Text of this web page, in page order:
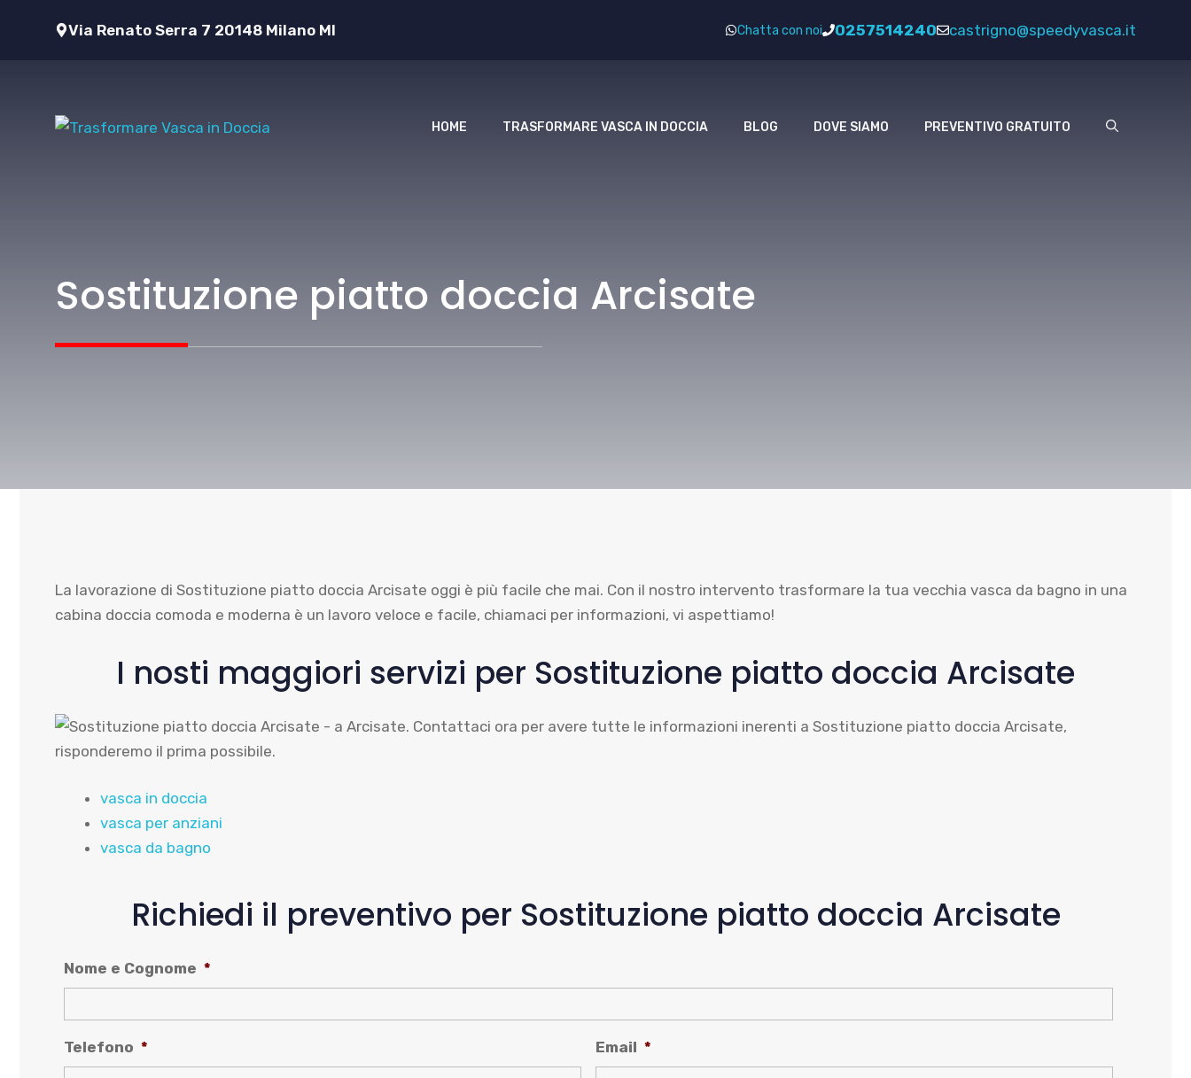
Via Renato Serra 7 20148 Milano MI Chatta con noi 0257514240 castrigno@speedyvasca.it
HOME TRASFORMARE VASCA IN DOCCIA BLOG DOVE SIAMO PREVENTIVO GRATUITO
Sostituzione piatto doccia Arcisate
La lavorazione di Sostituzione piatto doccia Arcisate oggi è più facile che mai. Con il nostro intervento trasformare la tua vecchia vasca da bagno in una
cabina doccia comoda e moderna è un lavoro veloce e facile, chiamaci per informazioni, vi aspettiamo!
I nosti maggiori servizi per Sostituzione piatto doccia Arcisate
vasca in doccia
vasca per anziani
vasca da bagno
Richiedi il preventivo per Sostituzione piatto doccia Arcisate
Nome e Cognome *
Telefono * Email *